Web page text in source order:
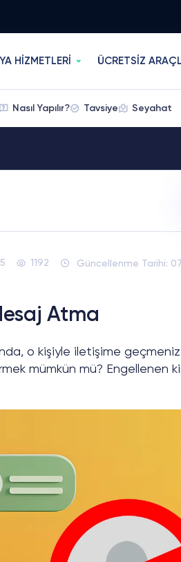
HİZMETLERİ ÜCRETSİZ
Nasıl Yapılır? Tavsiye Seyahat
1192 Güncellenme Tarihi:
Atma
o kişiyle iletişime geçmeniz
mümkün mü? Engellenen